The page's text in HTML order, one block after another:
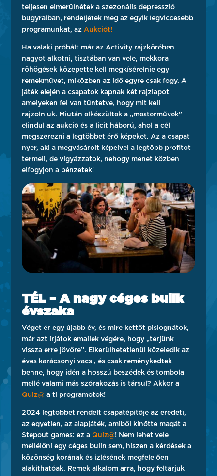
teljesen elmerülnétek a szezonális depresszió
bugyraiban, rendeljétek meg az egyik legviccesebb
programunkat, az Aukciót!
Ha valaki próbált már az Activity rajzkörében
nagyot alkotni, tisztában van vele, mekkora
röhögések közepette kell megkísérelnie egy
remekművet, miközben az idő egyre csak fogy. A
játék elején a csapatok kapnak két rajzlapot,
amelyeken fel van tűntetve, hogy mit kell
rajzolniuk. Miután elkészültek a „mesterművek”
elindul az aukció és a licit háború, ahol a cél
megszerezni a legtöbbet érő képeket. Az a csapat
nyer, aki a megvásárolt képeivel a legtöbb profitot
termeli, de vigyázzatok, nehogy menet közben
elfogyjon a pénzetek!
TÉL – A nagy céges bulik
évszaka
Véget ér egy újabb év, és mire kettőt pislognátok,
már azt írjátok emailek végére, hogy „térjünk
vissza erre jövőre”. Elkerülhetetlenül közeledik az
éves karácsonyi vacsi, és csak reménykedtek
benne, hogy idén a hosszú beszédek és tombola
mellé valami más szórakozás is társul? Akkor a
Quiz@ a ti programotok!
2024 legtöbbet rendelt csapatépítője az eredeti,
az egyetlen, az alapjáték, amiből kinőtte magát a
Stepout games: ez a Quiz@! Nem lehet vele
mellélőni egy céges bulin sem, hiszen a kérdések a
közönség korának és ízlésének megfelelően
alakíthatóak. Remek alkalom arra, hogy feltárjuk